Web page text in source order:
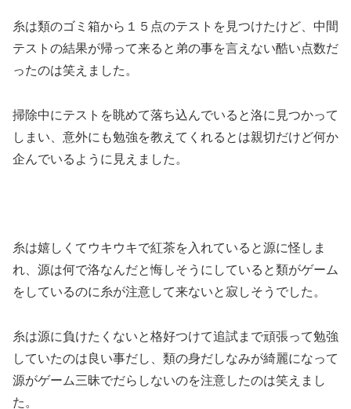
糸は類のゴミ箱から１５点のテストを見つけたけど、中間
テストの結果が帰って来ると弟の事を言えない酷い点数だ
ったのは笑えました。
掃除中にテストを眺めて落ち込んでいると洛に見つかって
しまい、意外にも勉強を教えてくれるとは親切だけど何か
企んでいるように見えました。
糸は嬉しくてウキウキで紅茶を入れていると源に怪しま
れ、源は何で洛なんだと悔しそうにしていると類がゲーム
をしているのに糸が注意して来ないと寂しそうでした。
糸は源に負けたくないと格好つけて追試まで頑張って勉強
していたのは良い事だし、類の身だしなみが綺麗になって
源がゲーム三昧でだらしないのを注意したのは笑えまし
た。